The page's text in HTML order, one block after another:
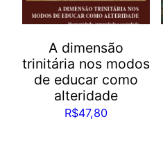
A dimensão
trinitária nos modos
de educar como
alteridade
R$47,80